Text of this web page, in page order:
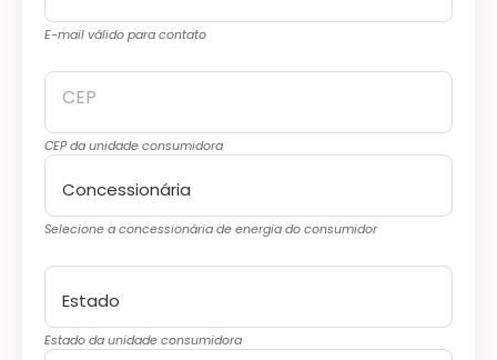
E-mail válido para contato
CEP
CEP da unidade consumidora
Selecione a concessionária de energia do consumidor
Estado da unidade consumidora